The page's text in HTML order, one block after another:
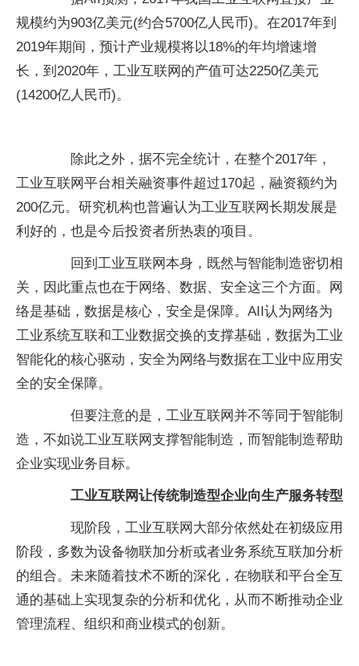
规模约为903亿美元(约合5700亿人民币)。在2017年到
2019年期间，预计产业规模将以18%的年均增速增
长，到2020年，工业互联网的产值可达2250亿美元
(14200亿人民币)。
除此之外，据不完全统计，在整个2017年，
工业互联网平台相关融资事件超过170起，融资额约为
200亿元。研究机构也普遍认为工业互联网长期发展是
利好的，也是今后投资者所热衷的项目。
回到工业互联网本身，既然与智能制造密切相
关，因此重点也在于网络、数据、安全这三个方面。网
络是基础，数据是核心，安全是保障。AII认为网络为
工业系统互联和工业数据交换的支撑基础，数据为工业
智能化的核心驱动，安全为网络与数据在工业中应用安
全的安全保障。
但要注意的是，工业互联网并不等同于智能制
造，不如说工业互联网支撑智能制造，而智能制造帮助
企业实现业务目标。
工业互联网让传统制造型企业向生产服务转型
现阶段，工业互联网大部分依然处在初级应用
阶段，多数为设备物联加分析或者业务系统互联加分析
的组合。未来随着技术不断的深化，在物联和平台全互
通的基础上实现复杂的分析和优化，从而不断推动企业
管理流程、组织和商业模式的创新。